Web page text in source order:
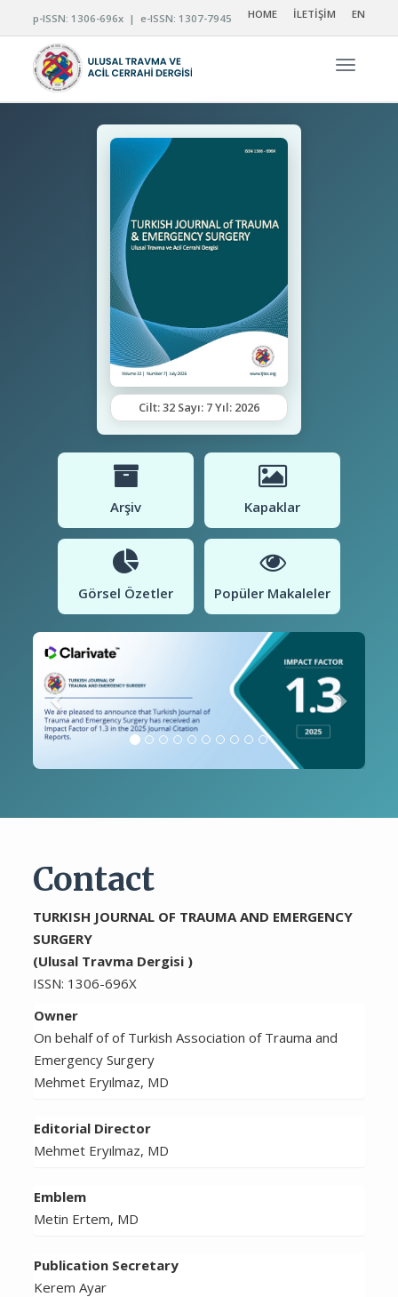
p-ISSN: 1306-696x | e-ISSN: 1307-7945 HOME İLETİŞİM EN
Cilt: 32 Sayı: 7 Yıl: 2026
Arşiv Kapaklar
Görsel Özetler Popüler Makaleler
Contact
TURKISH JOURNAL OF TRAUMA AND EMERGENCY
SURGERY
(Ulusal Travma Dergisi )
ISSN: 1306-696X
Owner
On behalf of of Turkish Association of Trauma and
Emergency Surgery
Mehmet Eryılmaz, MD
Editorial Director
Mehmet Eryılmaz, MD
Emblem
Metin Ertem, MD
Publication Secretary
Kerem Ayar